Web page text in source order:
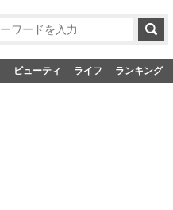
ビューティ ライフ ランキング